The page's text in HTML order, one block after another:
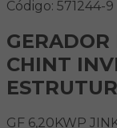
Código: 571244-9
GERADOR
CHINT
GF 6,20KWP